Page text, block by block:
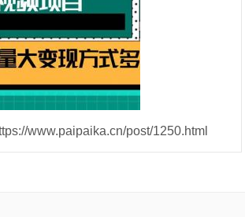
www.paipaika.cn/post/1250.html